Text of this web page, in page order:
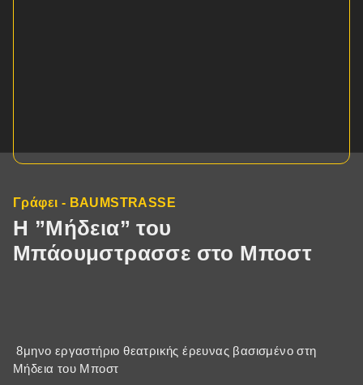
Γράφει - BAUMSTRASSE
Η ”Μήδεια” του
Μπάουμστρασσε στο Μποστ
8μηνο εργαστήριο θεατρικής έρευνας βασισμένο στη
Μήδεια του Μποστ